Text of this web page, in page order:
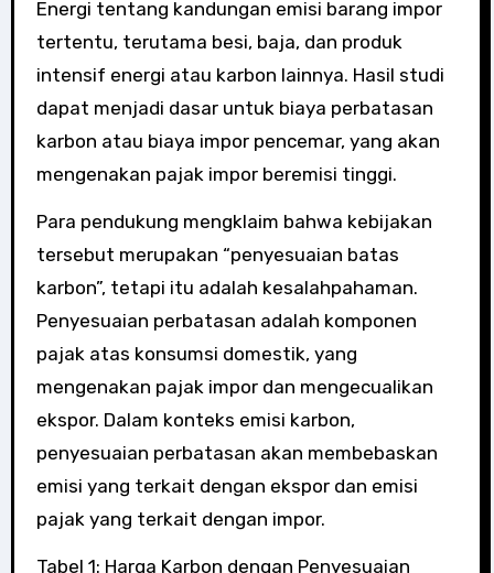
Energi tentang kandungan emisi barang impor
tertentu, terutama besi, baja, dan produk
intensif energi atau karbon lainnya. Hasil studi
dapat menjadi dasar untuk biaya perbatasan
karbon atau biaya impor pencemar, yang akan
mengenakan pajak impor beremisi tinggi.
Para pendukung mengklaim bahwa kebijakan
tersebut merupakan “penyesuaian batas
karbon”, tetapi itu adalah kesalahpahaman.
Penyesuaian perbatasan adalah komponen
pajak atas konsumsi domestik, yang
mengenakan pajak impor dan mengecualikan
ekspor. Dalam konteks emisi karbon,
penyesuaian perbatasan akan membebaskan
emisi yang terkait dengan ekspor dan emisi
pajak yang terkait dengan impor.
Tabel 1: Harga Karbon dengan Penyesuaian